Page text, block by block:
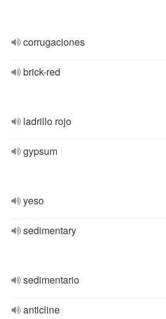
corrugaciones
brick-red
ladrillo rojo
gypsum
yeso
sedimentary
sedimentario
anticline